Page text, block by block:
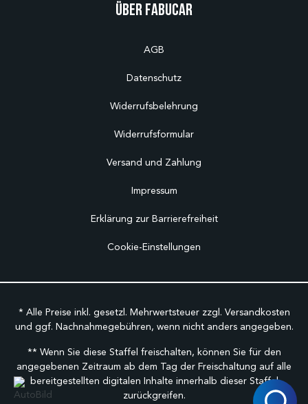
Über Fabucar
AGB
Datenschutz
Widerrufsbelehrung
Widerrufsformular
Versand und Zahlung
Impressum
Erklärung zur Barrierefreiheit
Cookie-Einstellungen
* Alle Preise inkl. gesetzl. Mehrwertsteuer zzgl. Versandkosten
und ggf. Nachnahmegebühren, wenn nicht anders angegeben.
** Wenn Sie diese Staffel freischalten, können Sie für den
angegebenen Zeitraum ab dem Tag der Freischaltung auf alle
bereitgestellten digitalen Inhalte innerhalb dieser Staffel
zurückgreifen.